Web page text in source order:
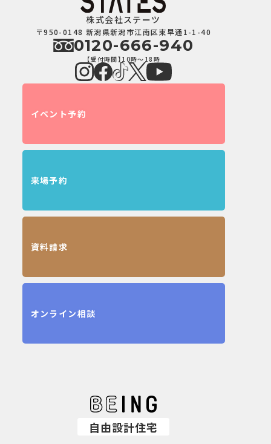
株式会社ステーツ
〒950-0148 新潟県新潟市江南区東早通1-1-40
0120-666-940
【受付時間】10時～18時
イベント予約
来場予約
資料請求
オンライン相談
自由設計住宅